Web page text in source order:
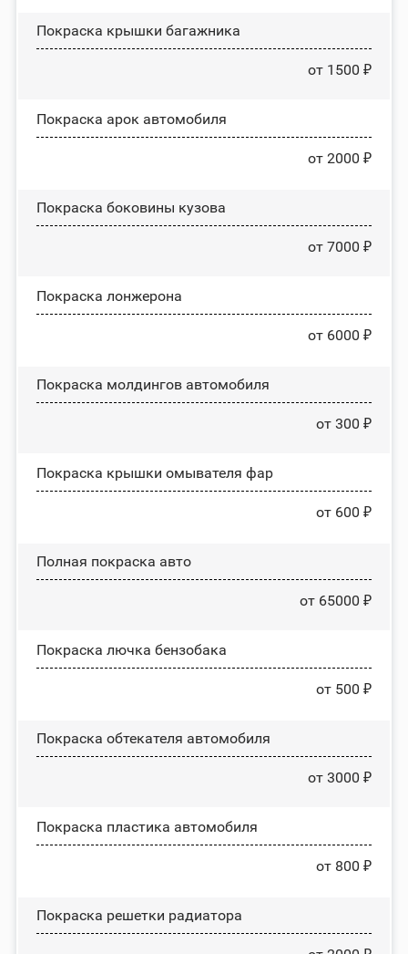
Покраска крышки багажника
от 1500 ₽
Покраска арок автомобиля
от 2000 ₽
Покраска боковины кузова
от 7000 ₽
Покраска лонжерона
от 6000 ₽
Покраска молдингов автомобиля
от 300 ₽
Покраска крышки омывателя фар
от 600 ₽
Полная покраска авто
от 65000 ₽
Покраска лючка бензобака
от 500 ₽
Покраска обтекателя автомобиля
от 3000 ₽
Покраска пластика автомобиля
от 800 ₽
Покраска решетки радиатора